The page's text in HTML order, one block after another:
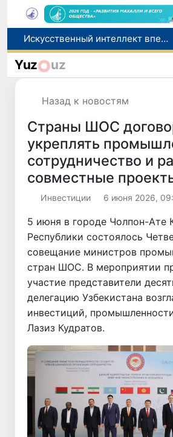
В Намангане задержан сотрудник Пенсионного фонда при получении взятки за обещание оформить пенсию и увеличить выплаты
В Узбекистане на этой неделе ожидается жара до +42 градусов
Yuz uz
Назад к новостям
Страны ШОС
укреплять
сотрудничество и
совместные
Инвестиции 6 июня 2026,
5 июня в городе Чолпон-Ате
Республики состоялось
совещание министров
стран ШОС. В мероприятии
участие представители
делегацию Узбекистана
инвестиций,
Лазиз Кудратов.